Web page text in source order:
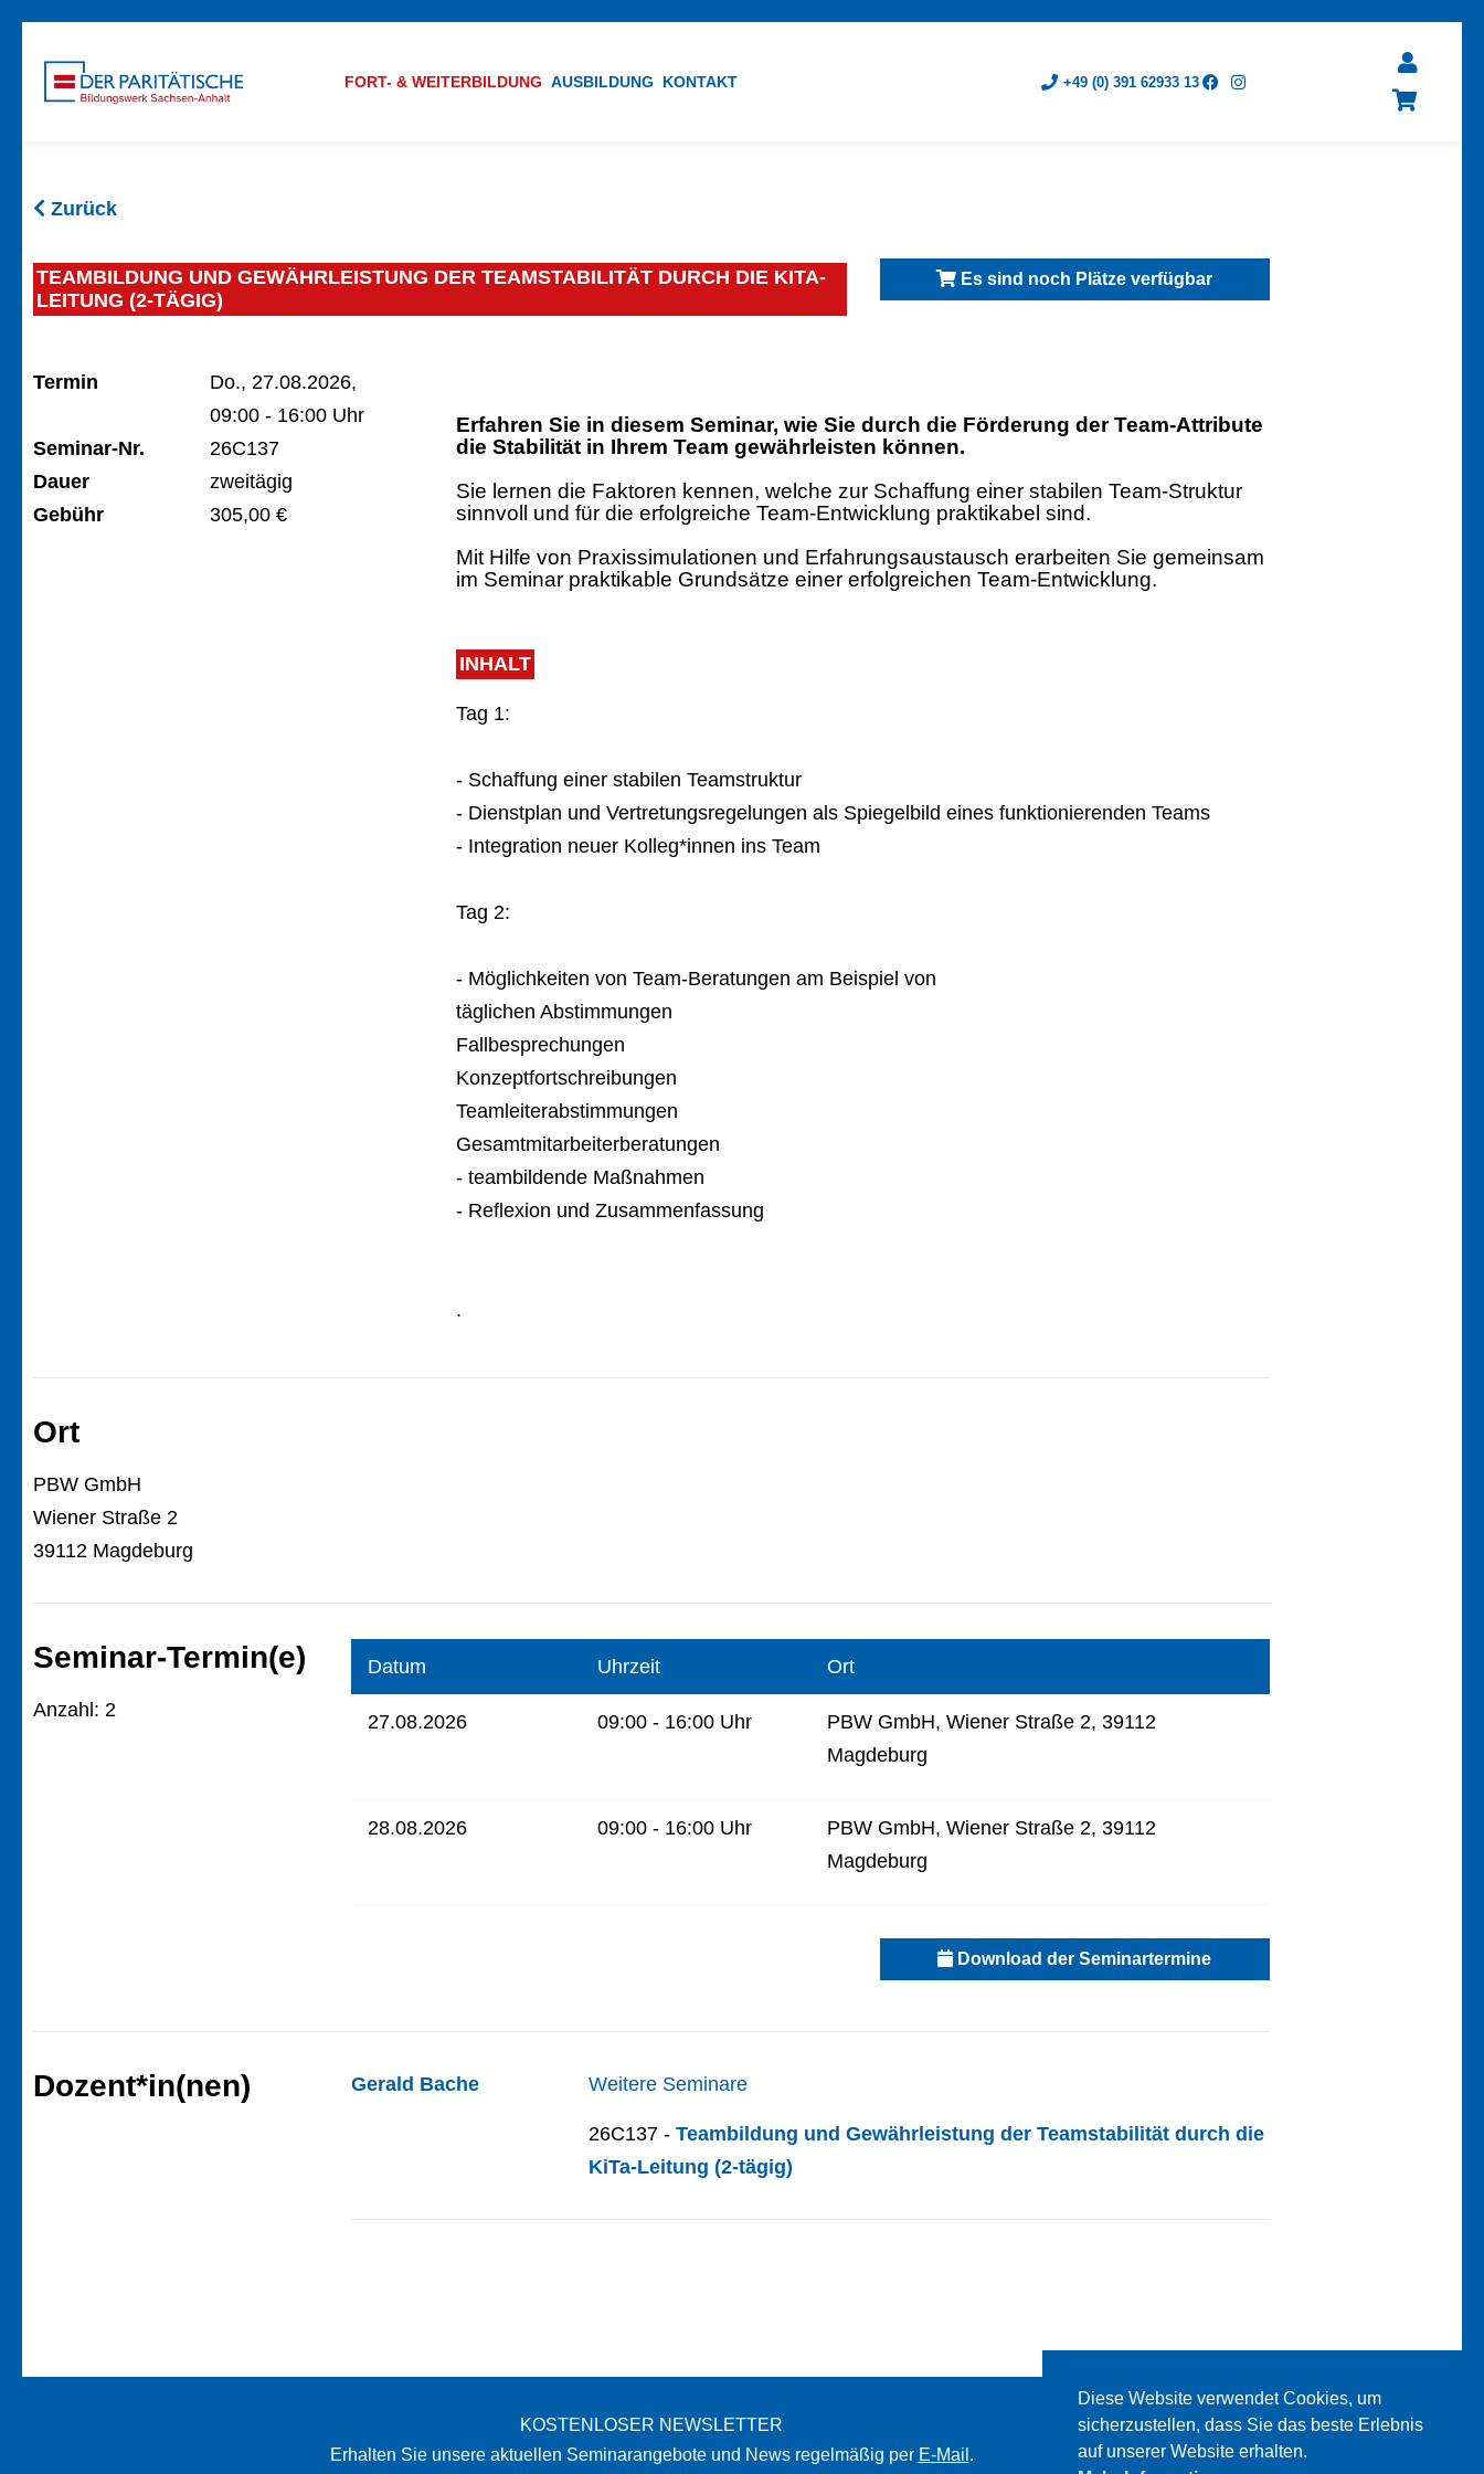
FORT- & WEITERBILDUNG AUSBILDUNG KONTAKT +49 (0) 391 62933 13
Zurück
TEAMBILDUNG UND GEWÄHRLEISTUNG DER TEAMSTABILITÄT DURCH DIE KITA-
LEITUNG (2-TÄGIG)
Es sind noch Plätze verfügbar
Termin
Do., 27.08.2026,
09:00 - 16:00 Uhr
Seminar-Nr.
26C137
Dauer
zweitägig
Gebühr
305,00 €
Erfahren Sie in diesem Seminar, wie Sie durch die Förderung der Team-Attribute
die Stabilität in Ihrem Team gewährleisten können.
Sie lernen die Faktoren kennen, welche zur Schaffung einer stabilen Team-Struktur
sinnvoll und für die erfolgreiche Team-Entwicklung praktikabel sind.
Mit Hilfe von Praxissimulationen und Erfahrungsaustausch erarbeiten Sie gemeinsam
im Seminar praktikable Grundsätze einer erfolgreichen Team-Entwicklung.
INHALT
Tag 1:
- Schaffung einer stabilen Teamstruktur
- Dienstplan und Vertretungsregelungen als Spiegelbild eines funktionierenden Teams
- Integration neuer Kolleg*innen ins Team
Tag 2:
- Möglichkeiten von Team-Beratungen am Beispiel von
täglichen Abstimmungen
Fallbesprechungen
Konzeptfortschreibungen
Teamleiterabstimmungen
Gesamtmitarbeiterberatungen
- teambildende Maßnahmen
- Reflexion und Zusammenfassung
.
Ort
PBW GmbH
Wiener Straße 2
39112 Magdeburg
Seminar-Termin(e)
Anzahl: 2
Datum Uhrzeit Ort
27.08.2026 09:00 - 16:00 Uhr
PBW GmbH, Wiener Straße 2, 39112
Magdeburg
28.08.2026 09:00 - 16:00 Uhr
PBW GmbH, Wiener Straße 2, 39112
Magdeburg
Download der Seminartermine
Dozent*in(nen) Gerald Bache Weitere Seminare
26C137 -Teambildung und Gewährleistung der Teamstabilität durch die
KiTa-Leitung (2-tägig)
KOSTENLOSER NEWSLETTER
Erhalten Sie unsere aktuellen Seminarangebote und News regelmäßig per E-Mail .
Diese Website verwendet Cookies, um
sicherzustellen, dass Sie das beste Erlebnis
auf unserer Website erhalten.